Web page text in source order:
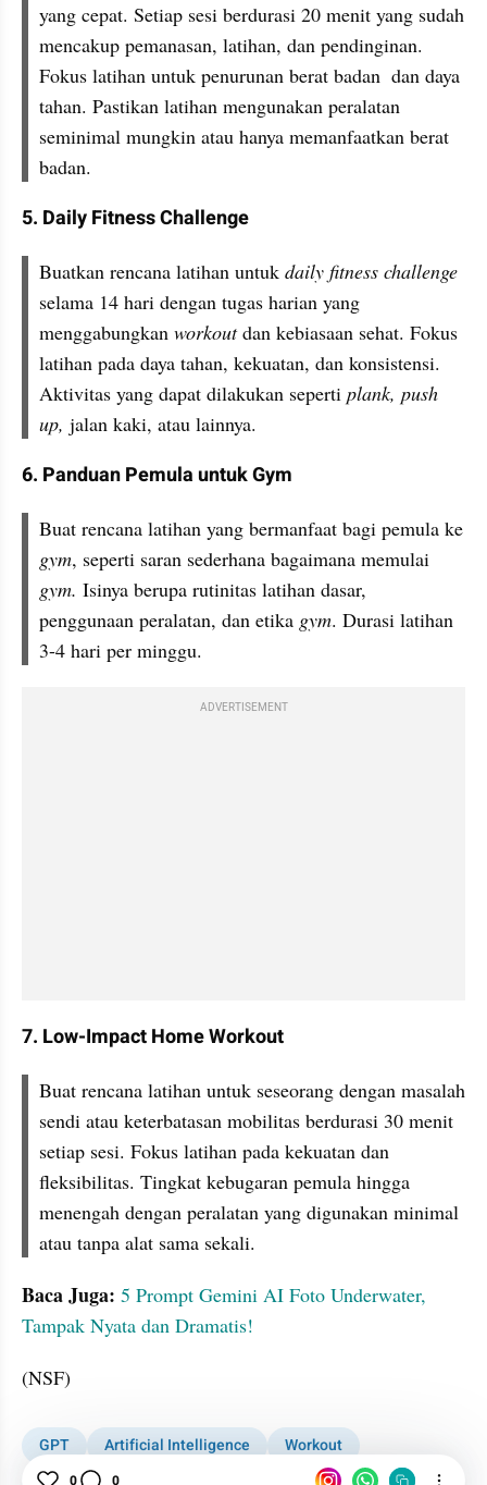
yang cepat. Setiap sesi berdurasi 20 menit yang sudah
mencakup pemanasan, latihan, dan pendinginan.
Fokus latihan untuk penurunan berat badan  dan daya
tahan. Pastikan latihan mengunakan peralatan
seminimal mungkin atau hanya memanfaatkan berat
badan.
5. Daily Fitness Challenge
Buatkan rencana latihan untuk
selama 14 hari dengan tugas harian yang
menggabungkan workout dan kebiasaan sehat. Fokus
latihan pada daya tahan, kekuatan, dan konsistensi.
Aktivitas yang dapat dilakukan seperti plank, push
up, jalan kaki, atau lainnya.
6. Panduan Pemula untuk Gym
gym
gym. Isinya berupa rutinitas latihan dasar,
penggunaan peralatan, dan etika gym. Durasi latihan
3-4 hari per minggu.
ADVERTISEMENT
7. Low-Impact Home Workout
Buat rencana latihan untuk seseorang dengan masalah
sendi atau keterbatasan mobilitas berdurasi 30 menit
setiap sesi. Fokus latihan pada kekuatan dan
fleksibilitas. Tingkat kebugaran pemula hingga
menengah dengan peralatan yang digunakan minimal
atau tanpa alat sama sekali.
Baca Juga: 5 Prompt Gemini AI Foto Underwater,
Tampak Nyata dan Dramatis!
(NSF)
GPT Artificial Intelligence
Workout
0 0